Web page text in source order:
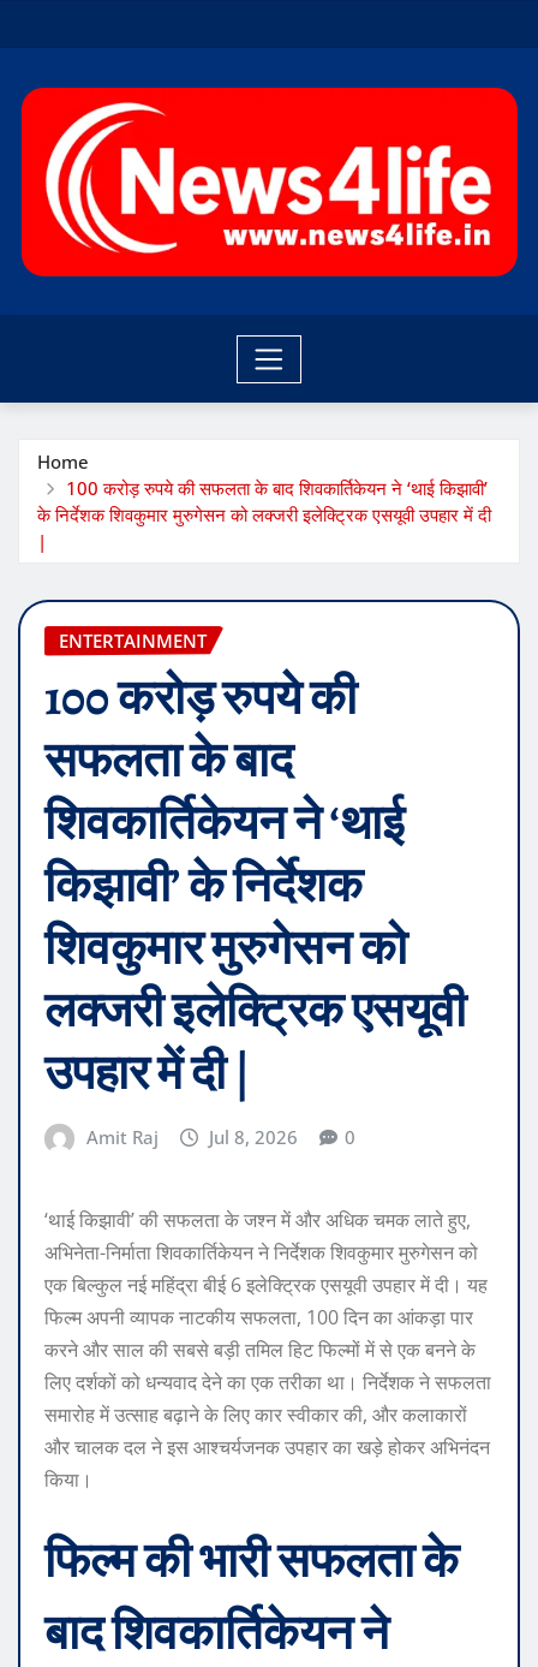
to
Home
100 करोड़ रुपये की सफलता के बाद शिवकार्तिकेयन ने ‘थाई किझावी’
के निर्देशक शिवकुमार मुरुगेसन को लक्जरी इलेक्ट्रिक एसयूवी उपहार में दी
|
ENTERTAINMENT
100 करोड़ रुपये की
सफलता के बाद
शिवकार्तिकेयन ने ‘थाई
किझावी’ के निर्देशक
शिवकुमार मुरुगेसन को
लक्जरी इलेक्ट्रिक एसयूवी
उपहार में दी |
Amit Raj Jul 8, 2026 0
‘थाई किझावी’ की सफलता के जश्न में और अधिक चमक लाते हुए,
अभिनेता-निर्माता शिवकार्तिकेयन ने निर्देशक शिवकुमार मुरुगेसन को
एक बिल्कुल नई महिंद्रा बीई 6 इलेक्ट्रिक एसयूवी उपहार में दी। यह
फिल्म अपनी व्यापक नाटकीय सफलता, 100 दिन का आंकड़ा पार
करने और साल की सबसे बड़ी तमिल हिट फिल्मों में से एक बनने के
लिए दर्शकों को धन्यवाद देने का एक तरीका था। निर्देशक ने सफलता
समारोह में उत्साह बढ़ाने के लिए कार स्वीकार की, और कलाकारों
और चालक दल ने इस आश्चर्यजनक उपहार का खड़े होकर अभिनंदन
किया।
फिल्म की भारी सफलता के
बाद शिवकार्तिकेयन ने